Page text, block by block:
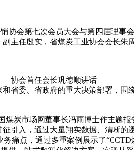
会第七次会员大会与第四届理事
主任殷实，省煤炭工业协会会长
协会首任会长巩德顺讲话
委、省政府的重大决策部署，围
煤炭市场网董事长冯雨博士作主题报
入，通过大量翔实数据、清晰的
痛点，通过多重案例展示了